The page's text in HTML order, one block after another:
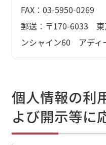
FAX：03-5950-0269
郵送：〒170-6033
ンシャイン60 アディ
個人情報の利
よび開示等に